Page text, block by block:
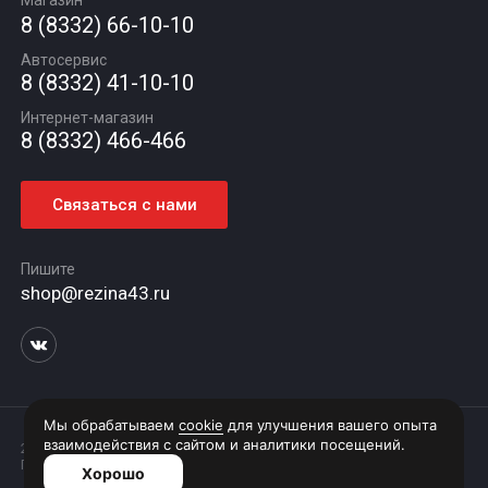
Шиномонтаж
Вакансии
Новости
Статьи
Контакты
8 (8332) 66-10-10
Автосервис
8 (8332) 41-10-10
Интернет-магазин
8 (8332) 466-466
Связаться с нами
Пишите
shop@rezina43.ru
2026 © Интернет витрина магазина "Rezina".
Предложения на сайте не являются публичной офертой